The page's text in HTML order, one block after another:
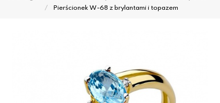
Pierścionek W-68 z brylantami i topazem